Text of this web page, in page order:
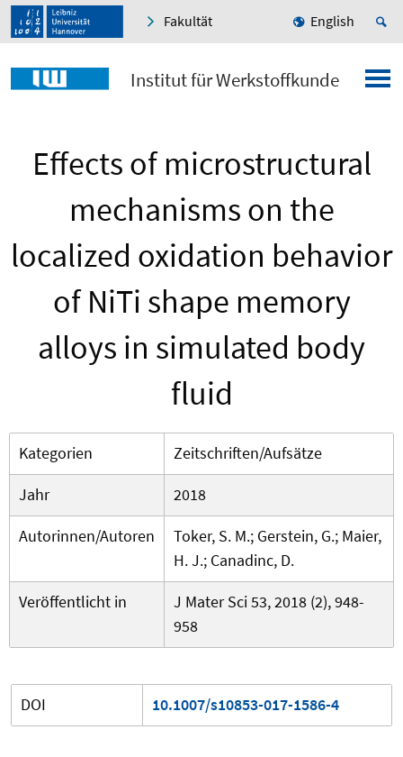
Fakultät English
Institut für Werkstoffkunde
Effects of microstructural
mechanisms on the
localized oxidation behavior
of NiTi shape memory
alloys in simulated body
fluid
Kategorien
Zeitschriften/Aufsätze
Jahr
2018
Autorinnen/Autoren
Toker, S. M.; Gerstein, G.; Maier,
H. J.; Canadinc, D.
Veröffentlicht in
J Mater Sci 53, 2018 (2), 948-
958
DOI 10.1007/s10853-017-1586-4